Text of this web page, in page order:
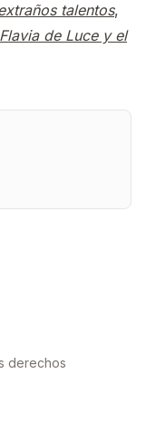
talentos,
Flavia de Luce y el
derechos